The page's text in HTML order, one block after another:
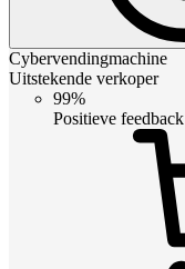
Cybervendingmachine
Uitstekende verkoper
99%
Positieve feedback